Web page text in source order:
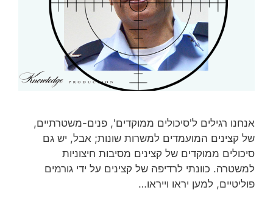
אנחנו רגילים ל'סיכולים ממוקדים', פנים-משטרתיים,
של קצינים המועמדים למשרות שונות; אבל, יש גם
סיכולים ממוקדים של קצינים מסיבות חיצוניות
למשטרה. כוונתי לרדיפה של קצינים על ידי גורמים
פוליטיים, למען יראו וייראו…